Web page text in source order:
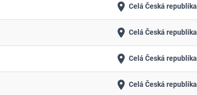
place Celá Česká republika
place Celá Česká republika
place Celá Česká republika
place Celá Česká republika